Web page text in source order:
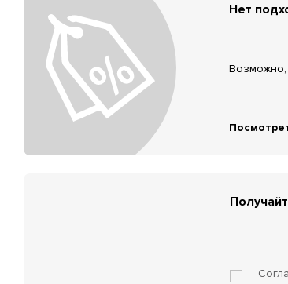
Нет
Возможно,